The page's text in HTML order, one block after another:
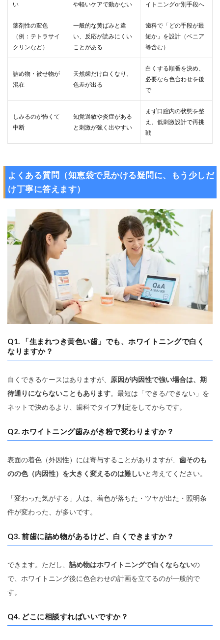
い
や軽いケアで動かない
イトニングor別手段へ
薬剤性の変色
（例：テトラサイ
クリンなど）
一般的な黄ばみと違
い、反応が読みにくい
ことがある
歯科で「どの手段が最
短か」を設計（ベニア
等含む）
詰め物・被せ物が
混在
天然歯だけ白くなり、
色差が出る
白くする順番を決め、
必要なら色合わせを後
で
しみるのが怖くて
中断
知覚過敏や炎症がある
と刺激が強く出やすい
まず口腔内の状態を整
え、低刺激設計で再挑
戦
よくある質問（知恵袋で見かける疑問に、もう少しだ
け丁寧に答えます）
Q1. 「生まれつき黄色い歯」でも、ホワイトニングで白く
なりますか？
白くできるケースはありますが、
原因が内因性で強い場合は、期
待通りにならないこともあります。最短は「できる/できない」を
ネットで決めるより、歯科でタイプ判定をしてからです。
Q2. ホワイトニング歯みがき粉で変わりますか？
表面の着色（外因性）には寄与することがありますが、 歯そのも
のの色（内因性）を大きく変えるのは難しいと考えてください。
「変わった気がする」人は、着色が落ちた・ツヤが出た・照明条
件が変わった、が多いです。
Q3. 前歯に詰め物があるけど、白くできますか？
できます。ただし、 詰め物はホワイトニングで白くならないの
で、ホワイトニング後に色合わせの計画を立てるのが一般的で
す。
Q4. どこに相談すればいいですか？